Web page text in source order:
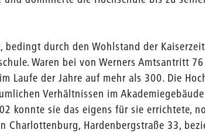
durch den Wohlstand der
Waren bei von Werners Amtsantritt 76
Laufe der Jahre auf mehr als 300. Die
Verhältnissen im
konnte sie das eigens für sie errichtete,
Charlottenburg, Hardenbergstraße 33,